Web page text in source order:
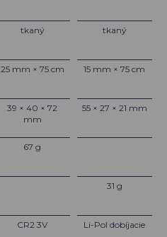
tkaný tkaný
25 mm × 75 cm 15 mm × 75 cm
39 × 40 × 72
mm
55 × 27 × 21 mm
67 g
31 g
CR2 3V Li-Pol dobíjacie